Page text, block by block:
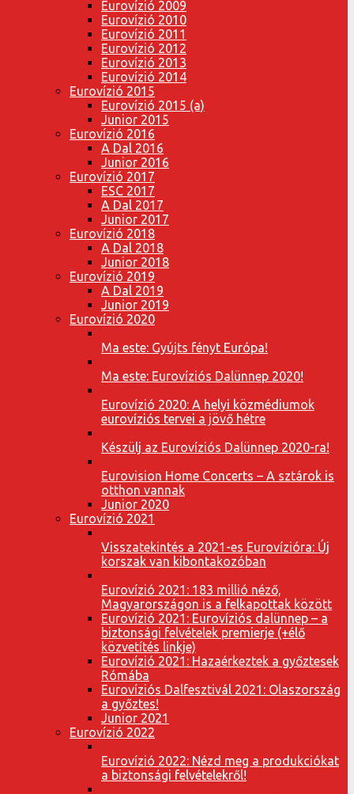
Eurovízió 2009
Eurovízió 2010
Eurovízió 2011
Eurovízió 2012
Eurovízió 2013
Eurovízió 2014
Eurovízió 2015
Eurovízió 2015 (a)
Junior 2015
Eurovízió 2016
A Dal 2016
Junior 2016
Eurovízió 2017
ESC 2017
A Dal 2017
Junior 2017
Eurovízió 2018
A Dal 2018
Junior 2018
Eurovízió 2019
A Dal 2019
Junior 2019
Eurovízió 2020
Ma este: Gyújts fényt Európa!
Ma este: Eurovíziós Dalünnep 2020!
Eurovízió 2020: A helyi közmédiumok
eurovíziós tervei a jövő hétre
Készülj az Eurovíziós Dalünnep 2020-ra!
Eurovision Home Concerts – A sztárok is
otthon vannak
Junior 2020
Eurovízió 2021
Visszatekintés a 2021-es Eurovízióra: Új
korszak van kibontakozóban
Eurovízió 2021: 183 millió néző,
Magyarországon is a felkapottak között
Eurovízió 2021: Eurovíziós dalünnep – a
biztonsági felvételek premierje (+élő
közvetítés linkje)
Eurovízió 2021: Hazaérkeztek a győztesek
Rómába
Eurovíziós Dalfesztivál 2021: Olaszország
a győztes!
Junior 2021
Eurovízió 2022
Eurovízió 2022: Nézd meg a produkciókat
a biztonsági felvételekről!